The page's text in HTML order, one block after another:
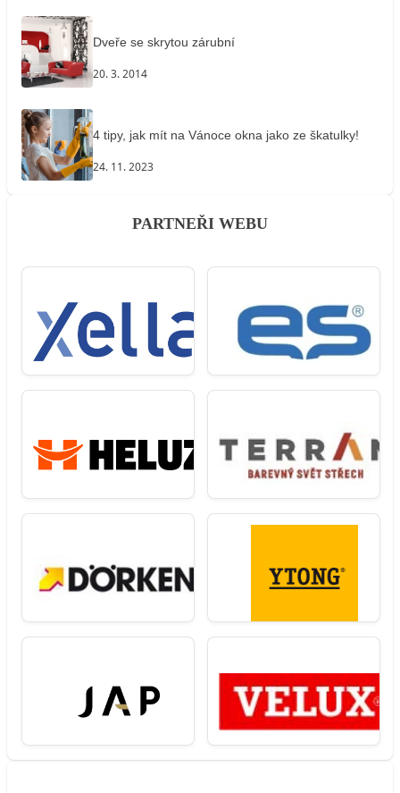
Dveře se skrytou zárubní
20. 3. 2014
4 tipy, jak mít na Vánoce okna jako ze škatulky!
24. 11. 2023
PARTNEŘI WEBU